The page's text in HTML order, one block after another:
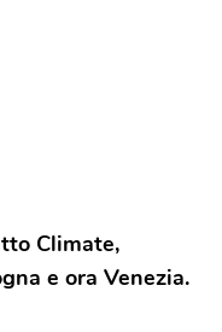
Climate,
e ora Venezia.